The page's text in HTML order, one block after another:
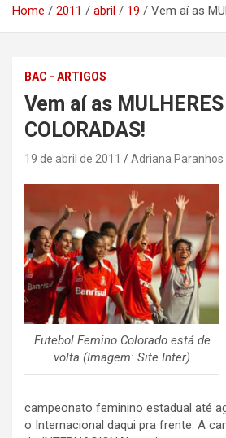
Home 2011 abril 19 Vem aí as
BAC - ARTIGOS
Vem aí as MULHERES
COLORADAS!
19 de abril de 2011 Adriana Paranhos
Futebol Femino Colorado está de
volta (Imagem: Site Inter)
campeonato feminino estadual até
o Internacional daqui pra frente. A